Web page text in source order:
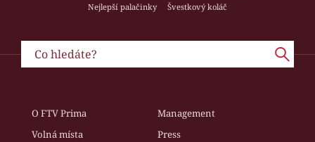
Nejlepší palačinky
Švestkový koláč
O FTV Prima
Management
Volná místa
Press